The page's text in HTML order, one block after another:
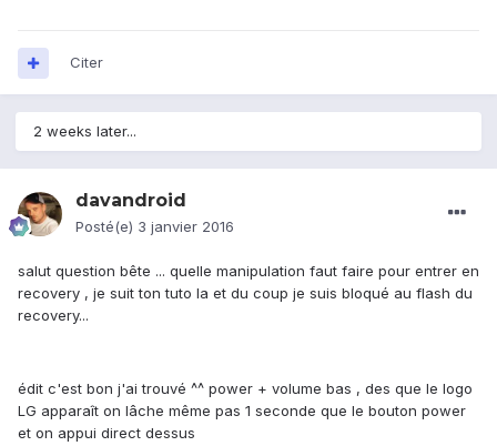
Citer
2 weeks later...
davandroid
Posté(e) 3 janvier 2016
salut question bête ... quelle manipulation faut faire pour entrer en
recovery , je suit ton tuto la et du coup je suis bloqué au flash du
recovery...
édit c'est bon j'ai trouvé ^^ power + volume bas , des que le logo
LG apparaît on lâche même pas 1 seconde que le bouton power
et on appui direct dessus